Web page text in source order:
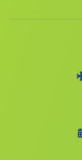
Casas de
Alcoy Alcoi